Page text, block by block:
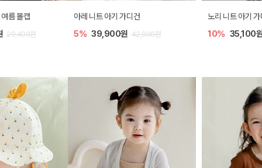
아레 니트 아기 가디건
5% 39,900원 42,000원 10% 39,000원